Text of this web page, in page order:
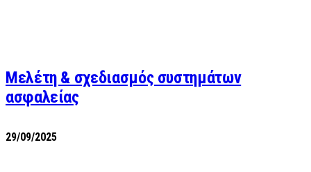
Μελέτη & σχεδιασμός συστημάτων
ασφαλείας
29/09/2025